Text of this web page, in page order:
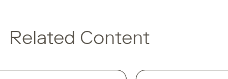
Related Content